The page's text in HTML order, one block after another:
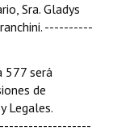
Sra. Gladys
----------
577 será
de
Legales.